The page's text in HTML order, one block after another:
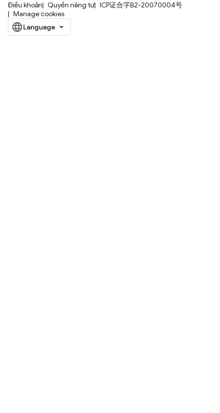
Điều khoản Quyền riêng tư
ICP证合字B2-20070004号
Manage cookies